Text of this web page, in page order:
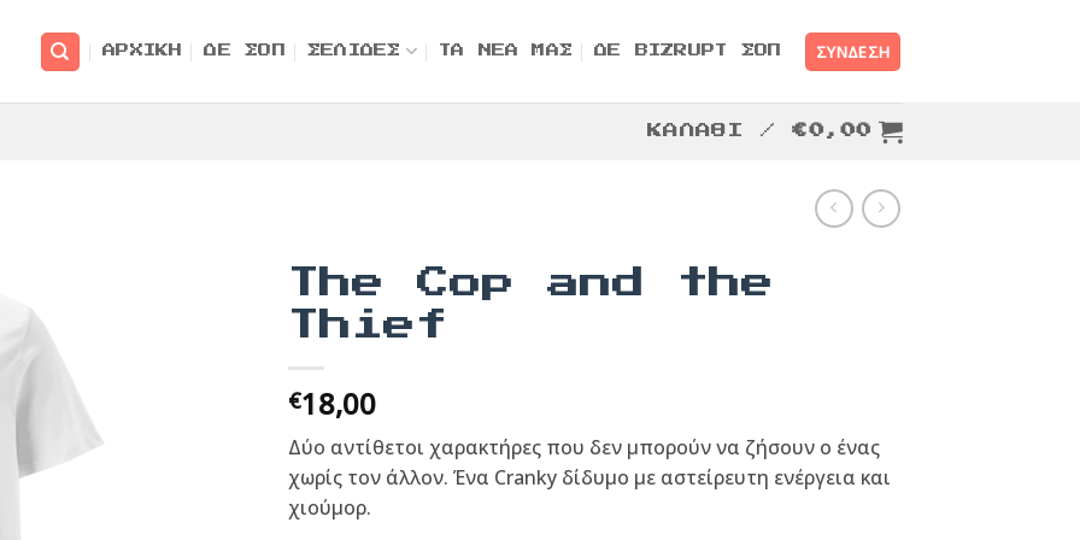
ΑΡΧΙΚΗ ΔΕ ΣΟΠ ΣΕΛΙΔΕΣ ΤΑ ΝΕΑ ΜΑΣ ΔΕ BIZRUPT ΣΟΠ ΣΎΝΔΕΣΗ
ΚΑΛΆΘΙ /€0,00
The Cop and the
Thief
€18,00
Δύο αντίθετοι χαρακτήρες που δεν μπορούν να ζήσουν ο ένας
χωρίς τον άλλον. Ένα Cranky δίδυμο με αστείρευτη ενέργεια και
χιούμορ.